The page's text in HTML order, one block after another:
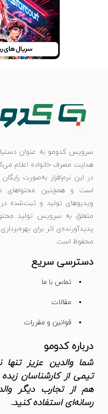
سرویس کدومو به عنوان
هدایت مصرف خانواده اعلام
در این نرم‌افزار به‌صورت
است و همچنین محتواهای
ویدیوهای تولید و ثبت‌شده
متعلق به سرویس تولید
پدیدآورنده‌ی اثر برای
محفوظ است.
دسترسی سریع
تماس با ما
مقالات
قوانین و مقررات
درباره کدومو
شما والدین عزیز
تیمی از کارشناسان
هم از تجارب دیگر
رسانه‌ای استفاده کنید.